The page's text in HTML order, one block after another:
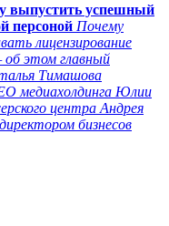
выпустить успешный
персоной Почему
лицензирование
этом главный
Тимашова
медиахолдинга Юлии
центра Андрея
бизнесов